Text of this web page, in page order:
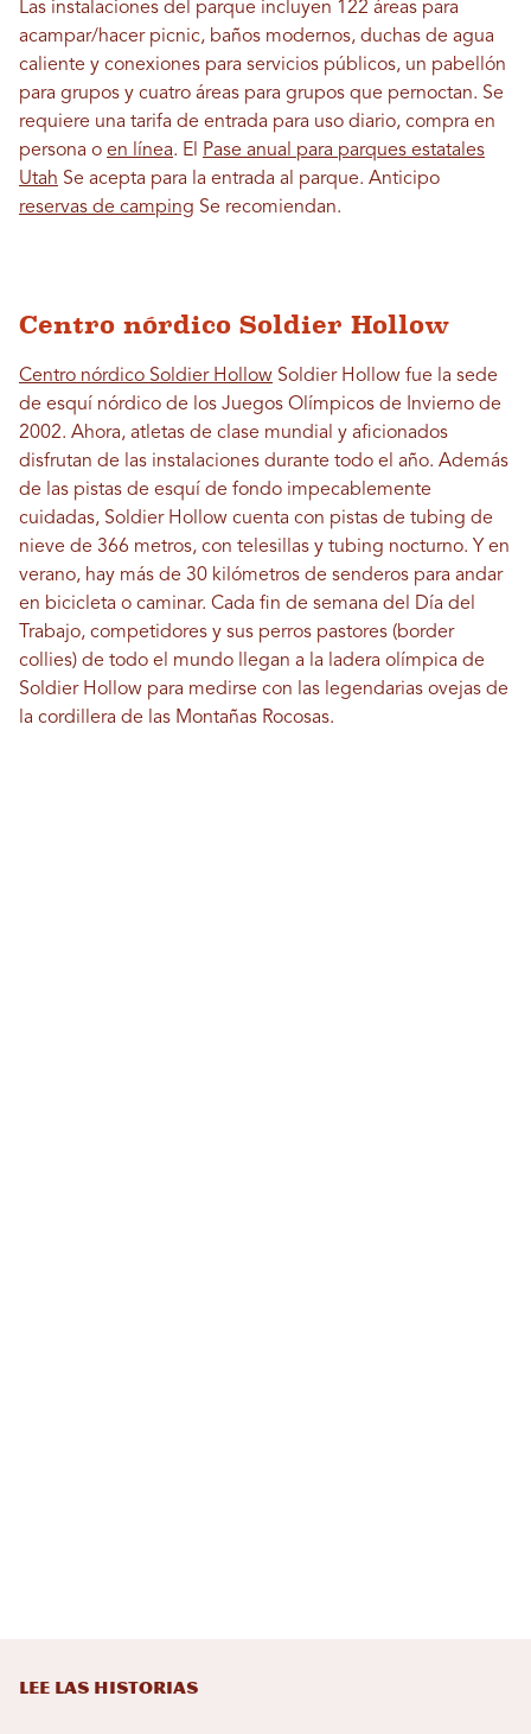
Las instalaciones del parque incluyen 122 áreas para
acampar/hacer picnic, baños modernos, duchas de agua
caliente y conexiones para servicios públicos, un pabellón
para grupos y cuatro áreas para grupos que pernoctan. Se
requiere una tarifa de entrada para uso diario, compra en
persona o en línea. El Pase anual para parques estatales
Utah Se acepta para la entrada al parque. Anticipo
reservas de camping Se recomiendan.
Centro nórdico Soldier Hollow
Centro nórdico Soldier Hollow Soldier Hollow fue la sede
de esquí nórdico de los Juegos Olímpicos de Invierno de
2002. Ahora, atletas de clase mundial y aficionados
disfrutan de las instalaciones durante todo el año. Además
de las pistas de esquí de fondo impecablemente
cuidadas, Soldier Hollow cuenta con pistas de tubing de
nieve de 366 metros, con telesillas y tubing nocturno. Y en
verano, hay más de 30 kilómetros de senderos para andar
en bicicleta o caminar. Cada fin de semana del Día del
Trabajo, competidores y sus perros pastores (border
collies) de todo el mundo llegan a la ladera olímpica de
Soldier Hollow para medirse con las legendarias ovejas de
la cordillera de las Montañas Rocosas.
LEE LAS HISTORIAS